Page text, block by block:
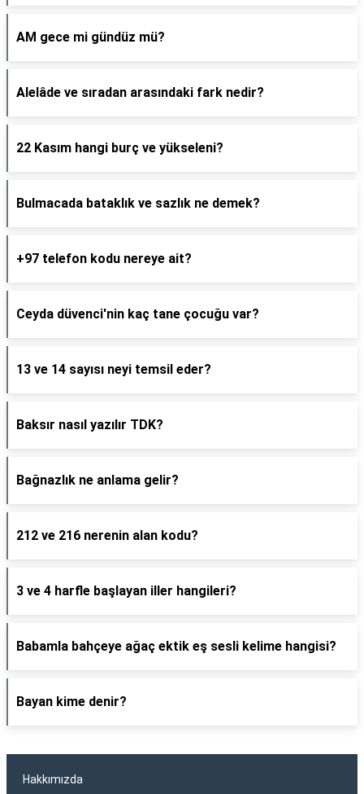
AM gece mi gündüz mü?
Alelâde ve sıradan arasındaki fark nedir?
22 Kasım hangi burç ve yükseleni?
Bulmacada bataklık ve sazlık ne demek?
+97 telefon kodu nereye ait?
Ceyda düvenci'nin kaç tane çocuğu var?
13 ve 14 sayısı neyi temsil eder?
Baksır nasıl yazılır TDK?
Bağnazlık ne anlama gelir?
212 ve 216 nerenin alan kodu?
3 ve 4 harfle başlayan iller hangileri?
Babamla bahçeye ağaç ektik eş sesli kelime hangisi?
Bayan kime denir?
Hakkımızda